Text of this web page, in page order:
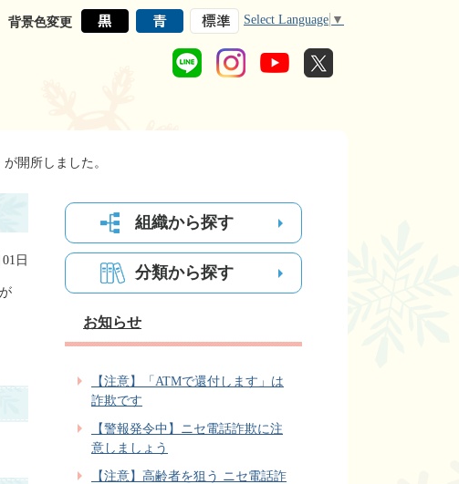
背景色変更 Select Language ▼
開所しました。
日
組織から探す
分類から探す
お知らせ
【注意】「ATMで還付します」は
詐欺です
【警報発令中】ニセ電話詐欺に注
意しましょう
【注意】高齢者を狙う ニセ電話詐